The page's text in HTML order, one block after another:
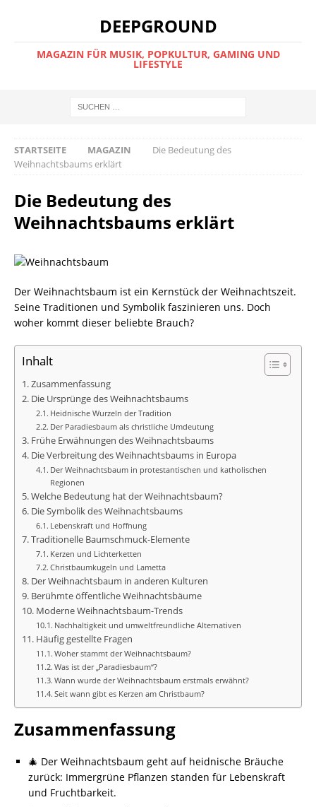
DEEPGROUND
MAGAZIN FÜR MUSIK, POPKULTUR, GAMING UND
LIFESTYLE
STARTSEITE MAGAZIN
Die Bedeutung des
Weihnachtsbaums erklärt
Die Bedeutung des
Weihnachtsbaums erklärt
Der Weihnachtsbaum ist ein Kernstück der Weihnachtszeit.
Seine Traditionen und Symbolik faszinieren uns. Doch
woher kommt dieser beliebte Brauch?
Inhalt
Zusammenfassung
Die Ursprünge des Weihnachtsbaums
Heidnische Wurzeln der Tradition
Der Paradiesbaum als christliche Umdeutung
Frühe Erwähnungen des Weihnachtsbaums
Die Verbreitung des Weihnachtsbaums in Europa
Der Weihnachtsbaum in protestantischen und katholischen
Regionen
Welche Bedeutung hat der Weihnachtsbaum?
Die Symbolik des Weihnachtsbaums
Lebenskraft und Hoffnung
Traditionelle Baumschmuck-Elemente
Kerzen und Lichterketten
Christbaumkugeln und Lametta
Der Weihnachtsbaum in anderen Kulturen
Berühmte öffentliche Weihnachtsbäume
Moderne Weihnachtsbaum-Trends
Nachhaltigkeit und umweltfreundliche Alternativen
Häufig gestellte Fragen
Woher stammt der Weihnachtsbaum?
Was ist der „Paradiesbaum“?
Wann wurde der Weihnachtsbaum erstmals erwähnt?
Seit wann gibt es Kerzen am Christbaum?
Zusammenfassung
🎄 Der Weihnachtsbaum geht auf heidnische Bräuche
zurück: Immergrüne Pflanzen standen für Lebenskraft
und Fruchtbarkeit.